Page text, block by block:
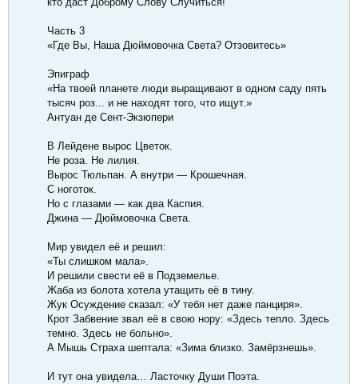
Часть 3
«Где Вы, Наша Дюймовочка Света? Отзовитесь»​
Эпиграф​
«На твоей планете люди выращивают в одном саду пять
тысяч роз... и не находят того, что ищут.» ​
Антуан де Сент-Экзюпери
В Лейдене вырос Цветок.​
Не роза. Не лилия.​
Вырос Тюльпан. А внутри — Крошечная.​
С ноготок.​
Но с глазами — как два Каспия.​
Джина — Дюймовочка Света.​
Мир увидел её и решил:​
«Ты слишком мала».​
И решили свести её в Подземелье.​
Жаба из болота хотела утащить её в тину.​
Жук Осуждение сказал: «У тебя нет даже панциря».​
Крот Забвение звал её в свою нору: «Здесь тепло. Здесь
темно. Здесь не больно».​
А Мышь Страха шептала: «Зима близко. Замёрзнешь».​
И тут она увидела… Ласточку Души Поэта.​